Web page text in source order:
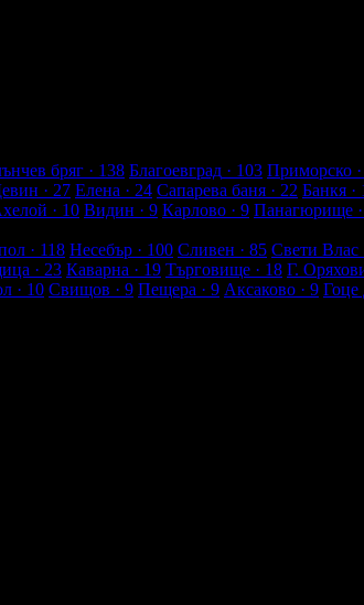
бряг · 138 Благоевград · 103 Приморско
· 27 Елена · 24 Сапарева баня · 22 Банкя ·
· 10 Видин · 9 Карлово · 9 Панагюрище
· 118 Несебър · 100 Сливен · 85 Свети Влас
· 23 Каварна · 19 Търговище · 18 Г.
· 10 Свищов · 9 Пещера · 9 Аксаково · 9 Гоце